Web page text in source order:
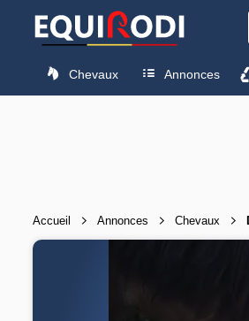
Chevaux Annonces
Accueil Annonces Chevaux